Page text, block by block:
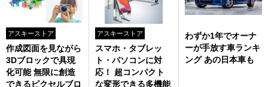
アスキーストア
作成図面を見ながら
3Dブロックで具現
化可能 無限に創造
できるピクセルブロ
アスキーストア
スマホ・タブレッ
ト・パソコンに対
応！ 超コンパクト
な変形できる多機能
わずか1年でオーナ
ーが手放す車ランキ
ング あの日本車も